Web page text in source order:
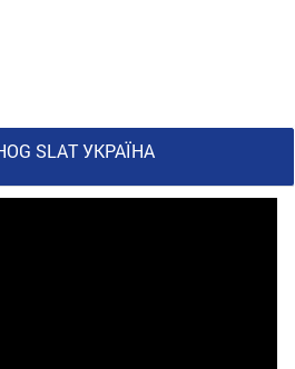
SLAT УКРАЇНА